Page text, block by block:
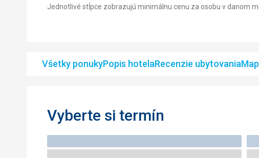
Jednotlivé stĺpce zobrazujú minimálnu cenu za osobu v danom
Všetky ponukyPopis hotelaRecenzie ubytovania
Vyberte si termín